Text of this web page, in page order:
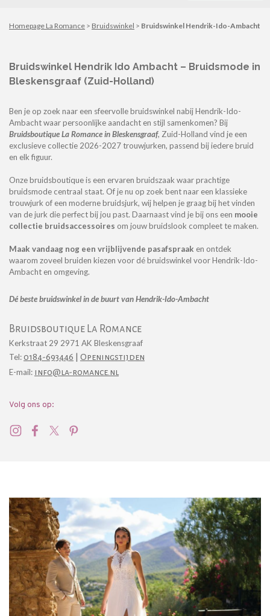
Homepage La Romance > Bruidswinkel > Bruidswinkel Hendrik-Ido-Ambacht
Bruidswinkel Hendrik Ido Ambacht – Bruidsmode in
Bleskensgraaf (Zuid-Holland)
Ben je op zoek naar een sfeervolle bruidswinkel nabij Hendrik-Ido-
Ambacht waar persoonlijke aandacht en stijl samenkomen? Bij
Bruidsboutique La Romance in Bleskensgraaf, Zuid-Holland vind je een
exclusieve collectie 2026-2027 trouwjurken, passend bij iedere bruid
en elk figuur.
Onzebruidsboutiqueis een ervaren bruidszaakwaar prachtige
bruidsmode centraal staat. Of je nu op zoek bent naar een klassieke
trouwjurk of een modernebruidsjurk, wij helpen je graag bij het vinden
van de jurk die perfect bij jou past. Daarnaast vind je bij ons een mooie
collectie bruidsaccessoires om jouw bruidslook compleet te maken.
Maak vandaag nog een vrijblijvende pasafspraak en ontdek
waarom zoveel bruiden kiezen voor dé bruidswinkel voor Hendrik-Ido-
Ambacht en omgeving.
Dé beste bruidswinkel in de buurt van Hendrik-Ido-Ambacht
Bruidsboutique La Romance
Kerkstraat 29 2971 AK Bleskensgraaf
Tel: 0184-693446 | Openingstijden
E-mail: info@la-romance.nl
Volg ons op: